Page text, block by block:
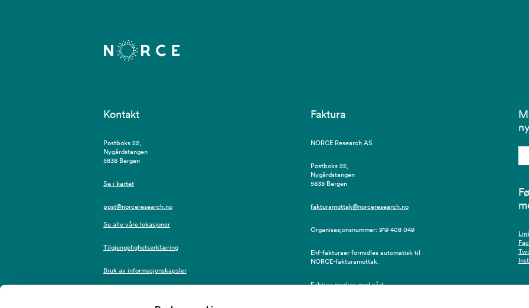
Kontakt
Postboks 22,
Nygårdstangen
5838 Bergen
Se i kartet
post@norceresearch.no
Se alle våre lokasjoner
Tilgjengelighetserklæring
Bruk av informasjonskapsler
Faktura
NORCE Research AS
Postboks 22,
Nygårdstangen
5838 Bergen
fakturamottak@norceresearch.no
Organisasjonsnummer: 919 408 049
Ehf-fakturaer formidles automatisk til
NORCE-fakturamottak.
Faktura merkes med vårt